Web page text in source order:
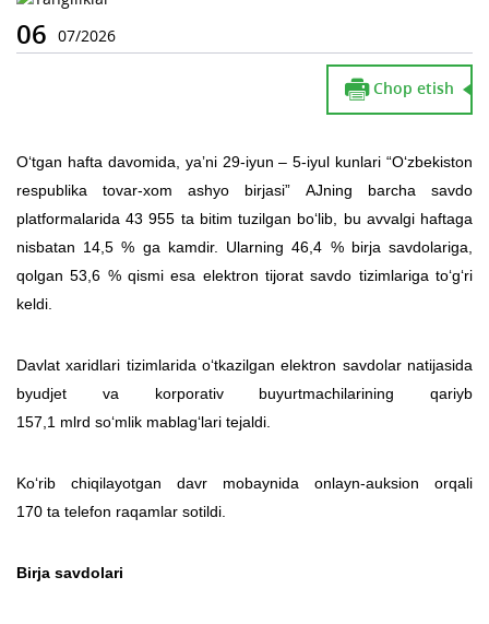
06 07/2026
Chop etish
O‘tgan hafta davomida, yaʼni 29-iyun – 5-iyul kunlari “O‘zbekiston
respublika tovar-xom ashyo birjasi” AJning barcha savdo
platformalarida 43 955 ta bitim tuzilgan bo‘lib, bu avvalgi haftaga
nisbatan 14,5 % ga kamdir. Ularning 46,4 % birja savdolariga,
qolgan 53,6 % qismi esa elektron tijorat savdo tizimlariga to‘g‘ri
keldi.
Davlat xaridlari tizimlarida o‘tkazilgan elektron savdolar natijasida
byudjet va korporativ buyurtmachilarining qariyb
157,1 mlrd so‘mlik mablag‘lari tejaldi.
Ko‘rib chiqilayotgan davr mobaynida onlayn-auksion orqali
170 ta telefon raqamlar sotildi.
Birja savdolari